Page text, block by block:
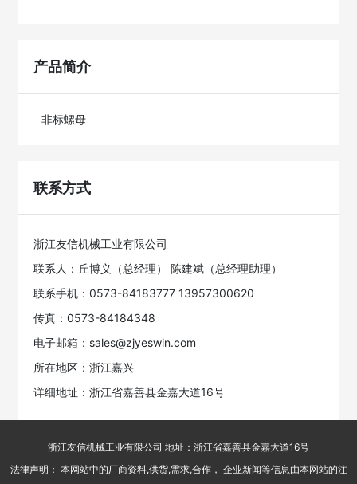
产品简介
非标螺母
联系方式
浙江友信机械工业有限公司
联系人：丘博义（总经理） 陈建斌（总经理助理）
联系手机：0573-84183777 13957300620
传真：0573-84184348
电子邮箱：sales@zjyeswin.com
所在地区：浙江嘉兴
详细地址：浙江省嘉善县金嘉大道16号
浙江友信机械工业有限公司 地址：浙江省嘉善县金嘉大道16号
法律声明： 本网站中的厂商资料,供货,需求,合作， 企业新闻等信息由本网站的注